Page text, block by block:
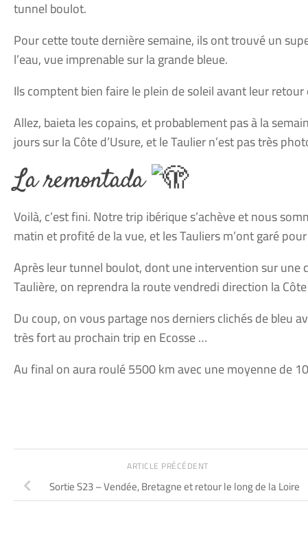
tunnel boulot.
Pour cette toute dernière semaine, ils ont trouvé un
l’eau, vue imprenable sur la grande bleue.
Ils comptent bien faire le plein de soleil avant leur retour
Allez, baieta les copains, et probablement pas à la
jours sur la Côte d’Usure, et le Taulier n’est pas très
La remontada
Voilà, c’est fini. Notre trip ibérique s’achève et nous
matin et profité de la vue, et les Tauliers m’ont garé
Après leur tunnel boulot, dont une intervention sur
Taulière, on reprendra la route vendredi direction la Côte
Du coup, on vous partage nos derniers clichés de bleu
très fort au prochain trip en Ecosse …
Au final on aura roulé 5500 km avec une moyenne de
ARTICLE PRÉCÉDENT
Sortie S23 – Vendée, Bretagne et retour le long de la Loire